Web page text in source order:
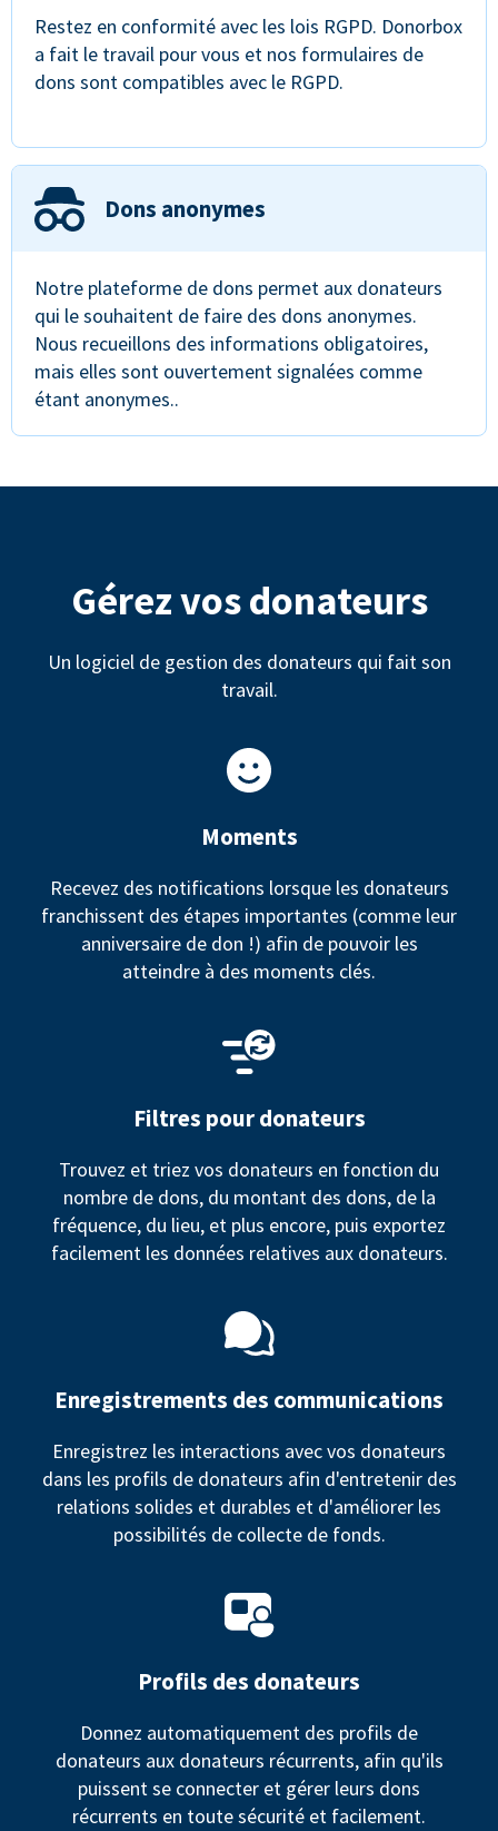
Restez en conformité avec les lois RGPD. Donorbox
a fait le travail pour vous et nos formulaires de
dons sont compatibles avec le RGPD.
Dons anonymes
Notre plateforme de dons permet aux donateurs
qui le souhaitent de faire des dons anonymes.
Nous recueillons des informations obligatoires,
mais elles sont ouvertement signalées comme
étant anonymes..
Gérez vos donateurs
Un logiciel de gestion des donateurs qui fait son
travail.
Moments
Recevez des notifications lorsque les donateurs
franchissent des étapes importantes (comme leur
anniversaire de don !) afin de pouvoir les
atteindre à des moments clés.
Filtres pour donateurs
Trouvez et triez vos donateurs en fonction du
nombre de dons, du montant des dons, de la
fréquence, du lieu, et plus encore, puis exportez
facilement les données relatives aux donateurs.
Enregistrements des communications
Enregistrez les interactions avec vos donateurs
dans les profils de donateurs afin d'entretenir des
relations solides et durables et d'améliorer les
possibilités de collecte de fonds.
Profils des donateurs
Donnez automatiquement des profils de
donateurs aux donateurs récurrents, afin qu'ils
puissent se connecter et gérer leurs dons
récurrents en toute sécurité et facilement.